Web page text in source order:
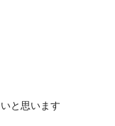
と思います